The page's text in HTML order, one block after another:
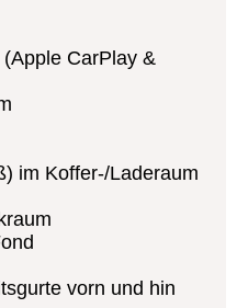
CarPlay &
im Koffer-/Laderaum
vorn und hin